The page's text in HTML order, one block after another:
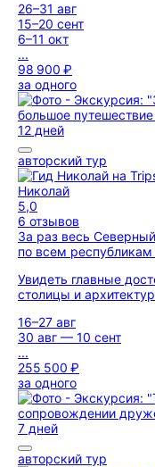
26–31 авг
15–20 сент
6–11 окт
...
98 900 ₽
за одного
12 дней
авторский тур
Николай
5,0
6 отзывов
За раз весь
по всем республикам
Увидеть главные
столицы и
16–27 авг
30 авг — 10 сент
...
255 500 ₽
за одного
7 дней
авторский тур